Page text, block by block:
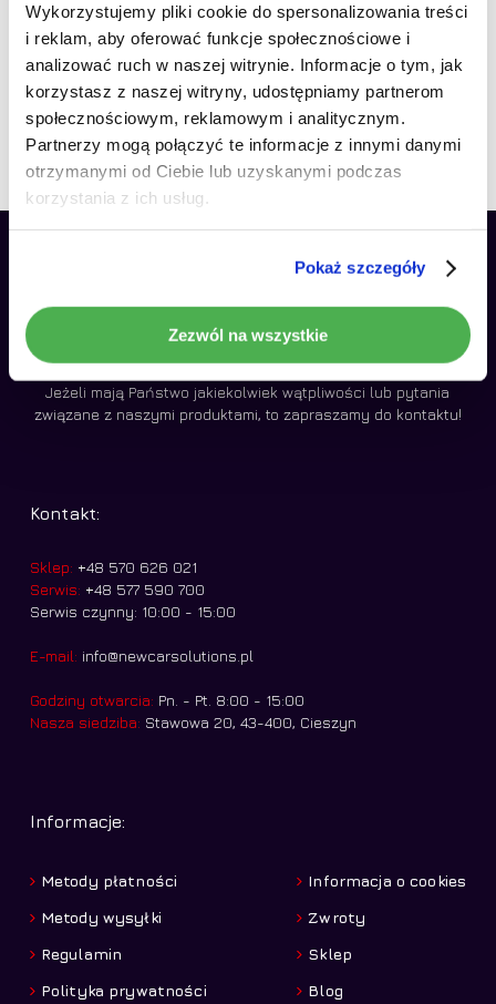
Wykorzystujemy pliki cookie do spersonalizowania treści
i reklam, aby oferować funkcje społecznościowe i
analizować ruch w naszej witrynie. Informacje o tym, jak
korzystasz z naszej witryny, udostępniamy partnerom
społecznościowym, reklamowym i analitycznym.
Partnerzy mogą połączyć te informacje z innymi danymi
otrzymanymi od Ciebie lub uzyskanymi podczas
korzystania z ich usług.
Pokaż szczegóły
Zezwól na wszystkie
Brak produktów w koszyku.
Idź do sklepu
VW Touran I 2003-2010
Android 4GB
890,00zł
VW Touran 2003-2010
990,00zł
cena
890,00zł
wynosi:
890,00
Jeżeli mają Państwo jakiekolwiek wątpliwości lub pytania
związane z naszymi produktami, to zapraszamy do kontaktu!
Kontakt:
Sklep: +48 570 626 021
Serwis: +48 577 590 700
Serwis czynny: 10:00 - 15:00
E-mail: info@newcarsolutions.pl
Godziny otwarcia: Pn. - Pt. 8:00 - 15:00
Nasza siedziba: Stawowa 20, 43-400, Cieszyn
Informacje:
Metody płatności
Metody wysyłki
Regulamin
Polityka prywatności
Informacja o cookies
Zwroty
Sklep
Blog